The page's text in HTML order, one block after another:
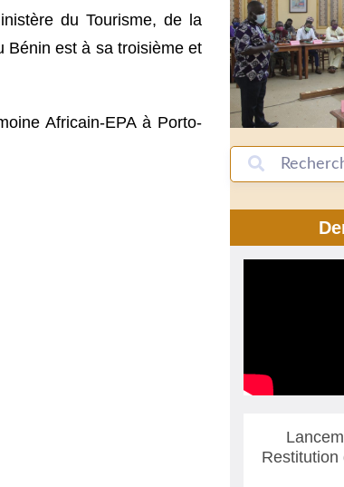
du Tourisme, de la
Bénin est à sa troisième et
Africain-EPA à Porto-
Restitution